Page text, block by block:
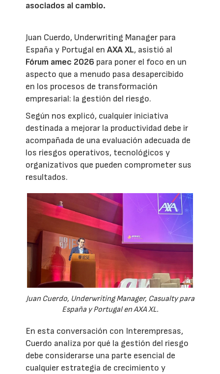
asociados al cambio.
Juan Cuerdo, Underwriting Manager para
España y Portugal enAXA XL, asistió al
Fórum amec 2026 para poner el foco en un
aspecto que a menudo pasa desapercibido
en los procesos de transformación
empresarial: la gestión del riesgo.
Según nos explicó, cualquier iniciativa
destinada a mejorar la productividad debe ir
acompañada de una evaluación adecuada de
los riesgos operativos, tecnológicos y
organizativos que pueden comprometer sus
resultados.
Juan Cuerdo, Underwriting Manager, Casualty para
España y Portugal en AXA XL.
En esta conversación con Interempresas,
Cuerdo analiza por qué la gestión del riesgo
debe considerarse una parte esencial de
cualquier estrategia de crecimiento y